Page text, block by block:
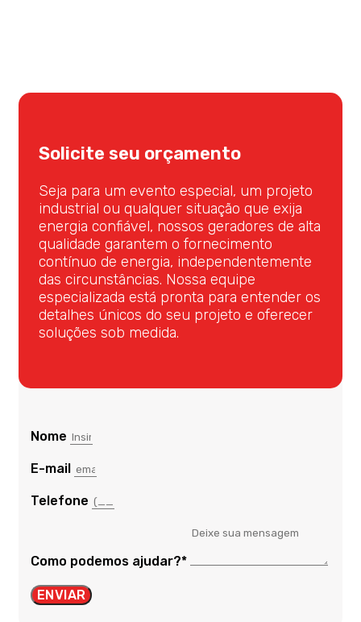
Solicite seu orçamento
Seja para um evento especial, um projeto
industrial ou qualquer situação que exija
energia confiável, nossos geradores de alta
qualidade garantem o fornecimento
contínuo de energia, independentemente
das circunstâncias. Nossa equipe
especializada está pronta para entender os
detalhes únicos do seu projeto e oferecer
soluções sob medida.
Nome
E-mail
Telefone
Como podemos ajudar?*
ENVIAR